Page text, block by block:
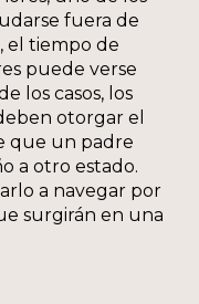
fuera de
el tiempo de
puede verse
los casos, los
otorgar el
que un padre
a otro estado.
a navegar por
surgirán en una